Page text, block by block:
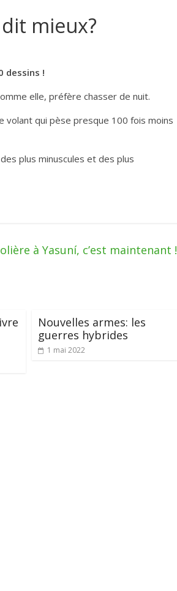
mieux?
dessins !
elle, préfère chasser de nuit.
volant qui pèse presque 100 fois moins
plus minuscules et des plus
à Yasuní, c’est maintenant !
Nouvelles armes: les
guerres hybrides
1 mai 2022